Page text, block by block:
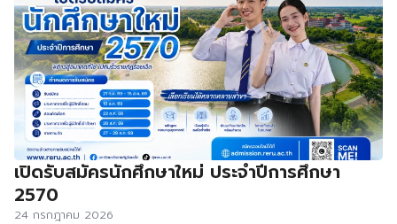
เปิดรับสมัครนักศึกษาใหม่ ประจำปีการศึกษา
2570
24 กรกฎาคม 2026